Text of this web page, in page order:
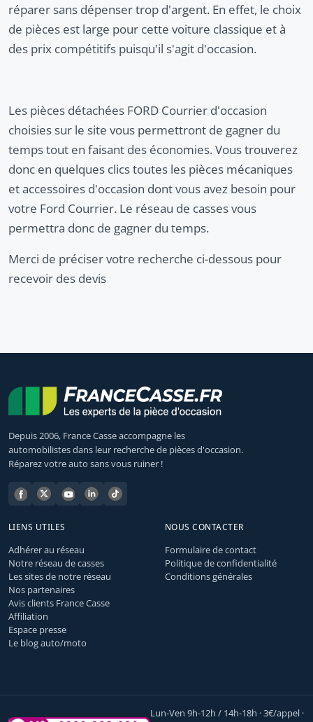
réparer sans dépenser trop d'argent. En effet, le choix
de pièces est large pour cette voiture classique et à
des prix compétitifs puisqu'il s'agit d'occasion.
Les pièces détachées FORD Courrier d'occasion
choisies sur le site vous permettront de gagner du
temps tout en faisant des économies. Vous trouverez
donc en quelques clics toutes les pièces mécaniques
et accessoires d'occasion dont vous avez besoin pour
votre Ford Courrier. Le réseau de casses vous
permettra donc de gagner du temps.
Merci de préciser votre recherche ci-dessous pour
recevoir des devis
Depuis 2006, France Casse accompagne les
automobilistes dans leur recherche de pièces d'occasion.
Réparez votre auto sans vous ruiner !
LIENS UTILES
Adhérer au réseau
Notre réseau de casses
Les sites de notre réseau
Nos partenaires
Avis clients France Casse
Affiliation
Espace presse
Le blog auto/moto
NOUS CONTACTER
Formulaire de contact
Politique de confidentialité
Conditions générales
Lun-Ven 9h-12h / 14h-18h · 3€/appel ·